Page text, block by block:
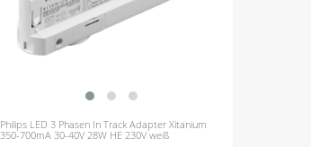
Philips LED 3 Phasen In Track Adapter Xitanium
350-700mA 30-40V 28W HE 230V weiß